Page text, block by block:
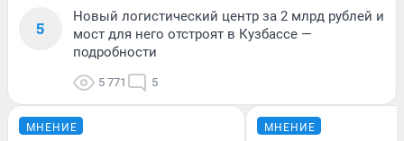
5
Новый логистический центр за 2 млрд рублей и
мост для него отстроят в Кузбассе —
подробности
5 771 5
МНЕНИЕ МНЕНИЕ